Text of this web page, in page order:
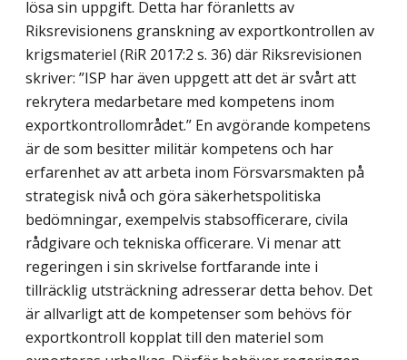
lösa sin uppgift. Detta har föranletts av
Riksrevisionens granskning av exportkontrollen av
krigsmateriel (RiR 2017:2 s. 36) där Riksrevisionen
skriver: ”ISP har även uppgett att det är svårt att
rekrytera medarbetare med kompetens inom
exportkontrollområdet.” En avgörande kompetens
är de som besitter militär kompetens och har
erfarenhet av att arbeta inom Försvarsmakten på
strategisk nivå och göra säkerhetspolitiska
bedömningar, exempelvis stabsofficerare, civila
rådgivare och tekniska officerare. Vi menar att
regeringen i sin skrivelse fortfarande inte i
tillräcklig utsträckning adresserar detta behov. Det
är allvarligt att de kompetenser som behövs för
exportkontroll kopplat till den materiel som